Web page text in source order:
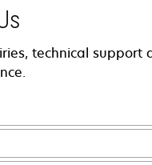
technical support